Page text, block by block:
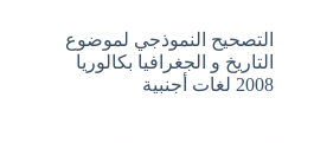
التصحيح النموذجي لموضوع
التاريخ و الجغرافيا بكالوريا
2008 لغات أجنبية